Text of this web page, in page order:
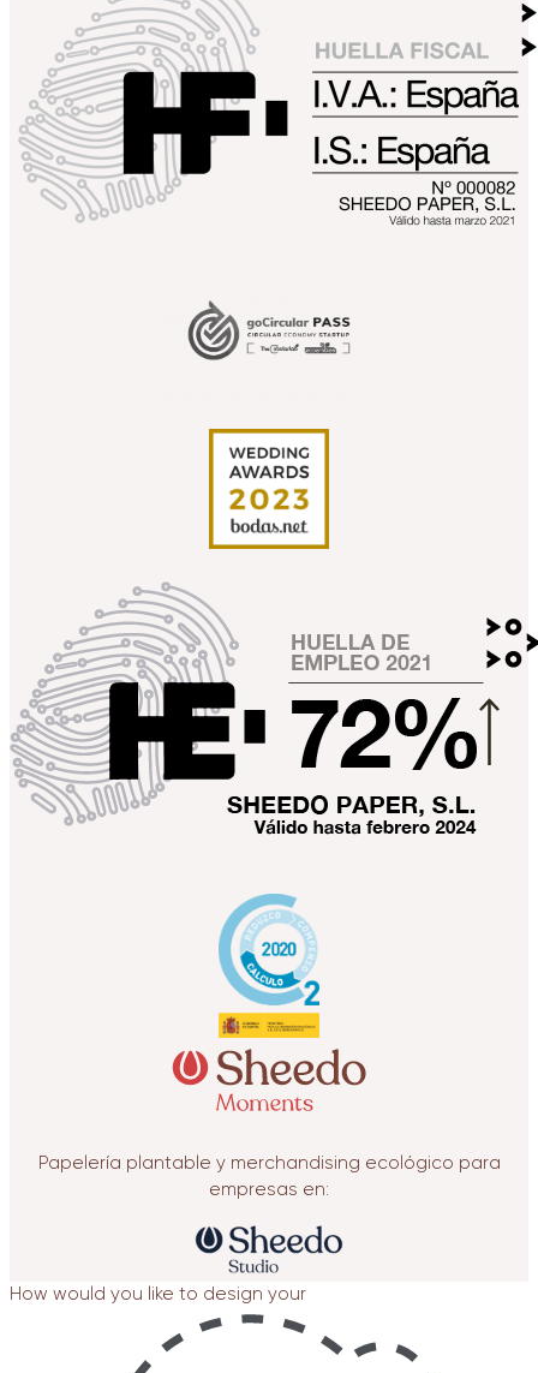
Papelería plantable y merchandising ecológico para
empresas en:
How would you like to design your